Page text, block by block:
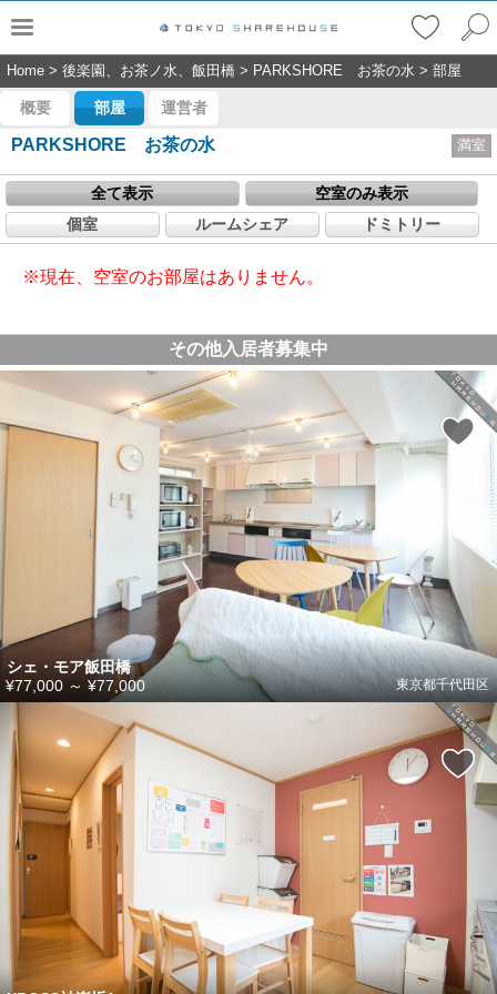
Home > 後楽園、お茶ノ水、飯田橋 > PARKSHORE お茶の水 > 部屋
概要 部屋 運営者
PARKSHORE お茶の水 満室
全て表示
空室のみ表示
個室
ルームシェア ドミトリー
※現在、空室のお部屋はありません。
その他入居者募集中
シェ・モア飯田橋
東京都千代田区
¥77,000 ～ ¥77,000